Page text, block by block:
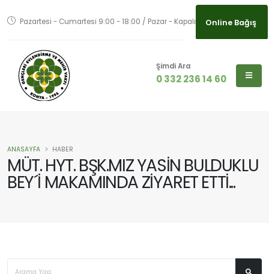
Pazartesi - Cumartesi 9:00 - 18:00 / Pazar - Kapalı Online Bağış
Şimdi Ara
0 332 236 14 60
MÜT. HYT. BŞK.MIZ YASİN BULDUKLU
BEY´İ MAKAMINDA ZİYARET ETTİ...
ANASAYFA HABER